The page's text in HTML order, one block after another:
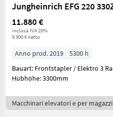
Jungheinrich EFG 220
11.880 €
inclusa IVA 20%
9.900 € netto
Anno prod. 2019
5300 h
Bauart: Frontstapler / Elektro 3
Hubhöhe: 3300mm
Macchinari elevatori e per